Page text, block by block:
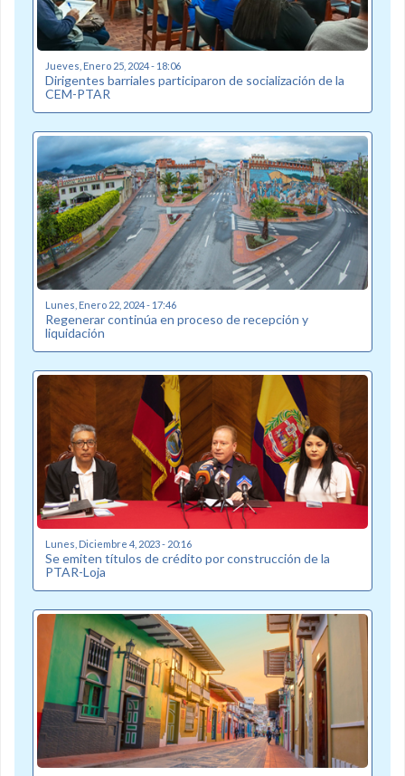
Jueves, Enero 25, 2024 - 18:06
Dirigentes barriales participaron de socialización de la
CEM-PTAR
Lunes, Enero 22, 2024 - 17:46
Regenerar continúa en proceso de recepción y
liquidación
Lunes, Diciembre 4, 2023 - 20:16
Se emiten títulos de crédito por construcción de la
PTAR-Loja